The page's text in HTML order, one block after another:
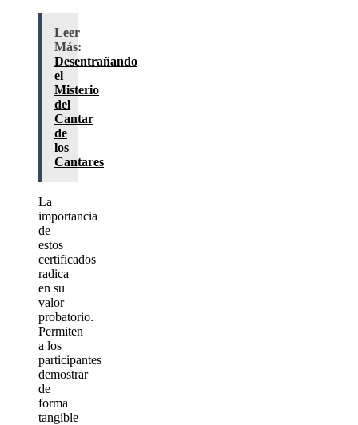
Leer
Más:
Desentrañando
el
Misterio
del
Cantar
de
los
Cantares
La
importancia
de
estos
certificados
radica
en su
valor
probatorio.
Permiten
a los
participantes
demostrar
de
forma
tangible